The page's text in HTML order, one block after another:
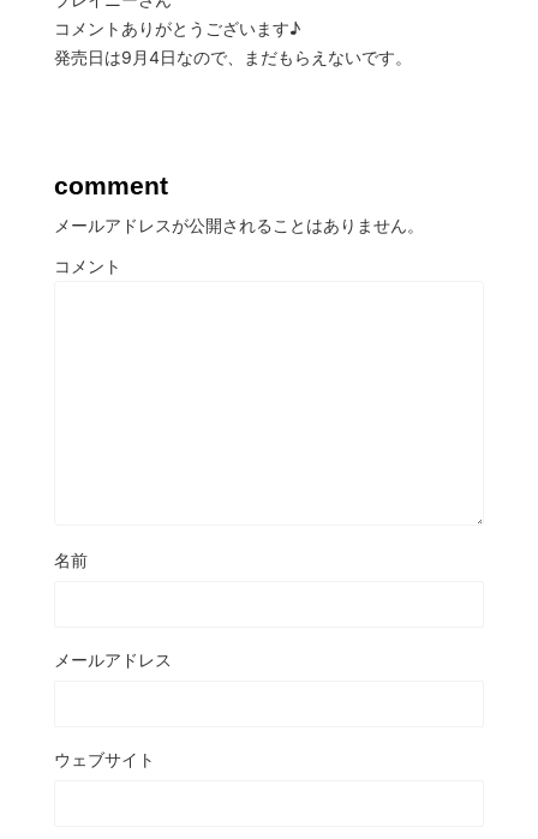
コメントありがとうございます♪
発売日は9月4日なので、まだもらえないです。
comment
メールアドレスが公開されることはありません。
コメント
名前
メールアドレス
ウェブサイト